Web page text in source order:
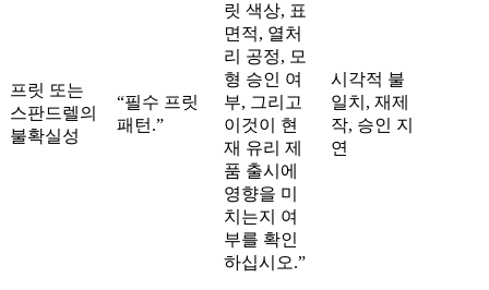
프릿 또는
스판드렐의
불확실성
“필수 프릿
패턴.”
릿 색상, 표
면적, 열처
리 공정, 모
형 승인 여
부, 그리고
이것이 현
재 유리 제
품 출시에
영향을 미
치는지 여
부를 확인
하십시오.”
시각적 불
일치, 재제
작, 승인 지
연